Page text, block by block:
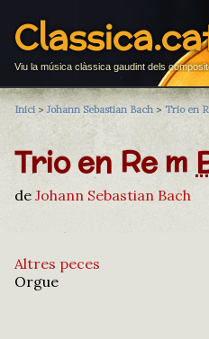
Viu la música clàssica gaudint dels
Inici > Johann Sebastian Bach > Trio en
Trio en Re m
de Johann Sebastian Bach
Altres peces
Orgue